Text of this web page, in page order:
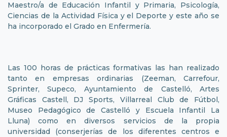
Maestro/a de Educación Infantil y Primaria, Psicología,
Ciencias de la Actividad Física y el Deporte y este año se
ha incorporado el Grado en Enfermería.
Las 100 horas de prácticas formativas las han realizado
tanto en empresas ordinarias (Zeeman, Carrefour,
Sprinter, Supeco, Ayuntamiento de Castelló, Artes
Gráficas Castell, DJ Sports, Villarreal Club de Fútbol,
Museo Pedagógico de Castelló y Escuela Infantil La
Lluna) como en diversos servicios de la propia
universidad (conserjerías de los diferentes centros e